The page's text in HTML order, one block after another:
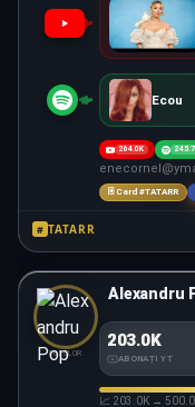
Ecou
264.0K
🃏 Card #TATARR
# TATARR
FOLCLOR
Alexandru
203.0K
ABONAȚI YT
📈 203.0K →